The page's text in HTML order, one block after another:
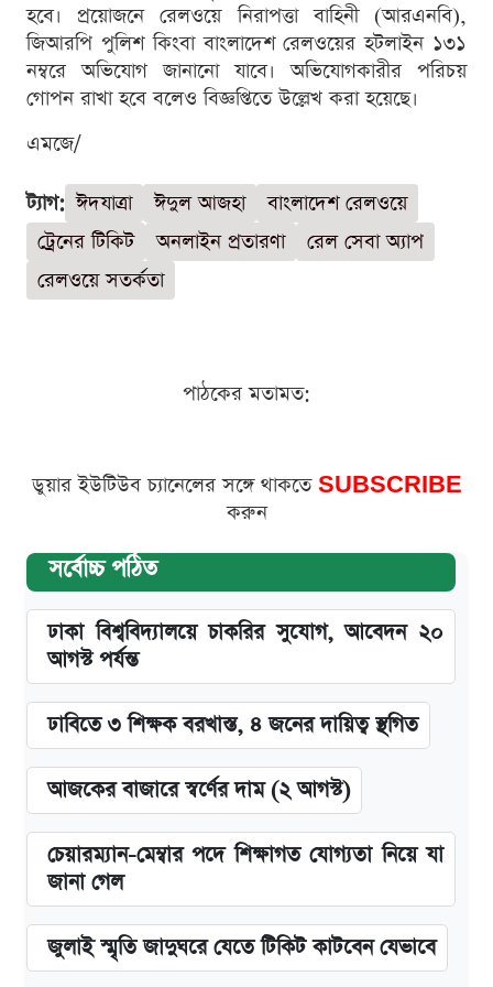
হবে। প্রয়োজনে রেলওয়ে নিরাপত্তা বাহিনী (আরএনবি),
জিআরপি পুলিশ কিংবা বাংলাদেশ রেলওয়ের হটলাইন ১৩১
নম্বরে অভিযোগ জানানো যাবে। অভিযোগকারীর পরিচয়
গোপন রাখা হবে বলেও বিজ্ঞপ্তিতে উল্লেখ করা হয়েছে।
এমজে/
ট্যাগ: ঈদযাত্রা ঈদুল আজহা
বাংলাদেশ রেলওয়ে
ট্রেনের টিকিট
অনলাইন প্রতারণা
রেল সেবা অ্যাপ
রেলওয়ে সতর্কতা
পাঠকের মতামত:
ডুয়ার ইউটিউব চ্যানেলের সঙ্গে থাকতে SUBSCRIBE
করুন
সর্বোচ্চ পঠিত
ঢাকা বিশ্ববিদ্যালয়ে চাকরির সুযোগ, আবেদন ২০
আগস্ট পর্যন্ত
ঢাবিতে ৩ শিক্ষক বরখাস্ত, ৪ জনের দায়িত্ব স্থগিত
আজকের বাজারে স্বর্ণের দাম (২ আগস্ট)
চেয়ারম্যান-মেম্বার পদে শিক্ষাগত যোগ্যতা নিয়ে যা
জানা গেল
জুলাই স্মৃতি জাদুঘরে যেতে টিকিট কাটবেন যেভাবে